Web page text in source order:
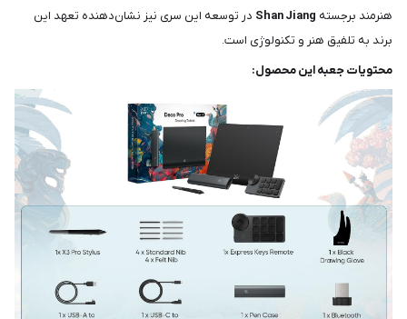
هنرمند برجسته Shan Jiang در توسعه این سری نیز نشان‌دهنده تعهد این
برند به تلفیق هنر و تکنولوژی است.
محتویات جعبه این محصول: